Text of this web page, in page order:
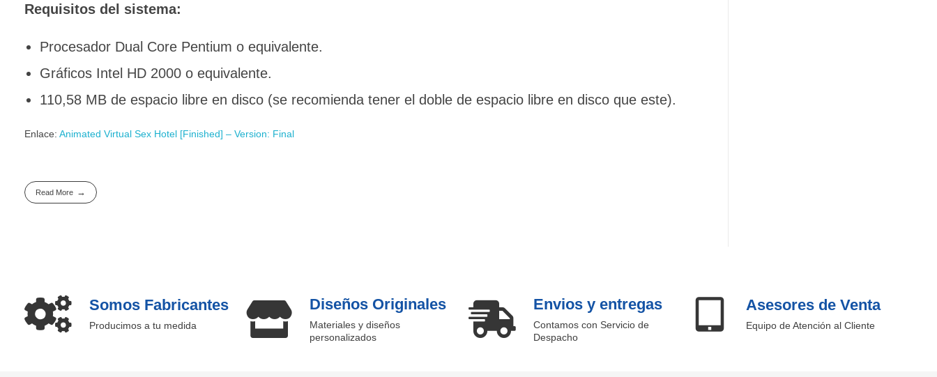
Requisitos del sistema:
Procesador Dual Core Pentium o equivalente.
Gráficos Intel HD 2000 o equivalente.
110,58 MB de espacio libre en disco (se recomienda tener el doble de espacio libre en disco que este).
Enlace: Animated Virtual Sex Hotel [Finished] – Version: Final
Read More
Somos Fabricantes
Producimos a tu medida
Diseños Originales
Materiales y diseños
personalizados
Envios y entregas
Contamos con Servicio de
Despacho
Asesores de Venta
Equipo de Atención al Cliente